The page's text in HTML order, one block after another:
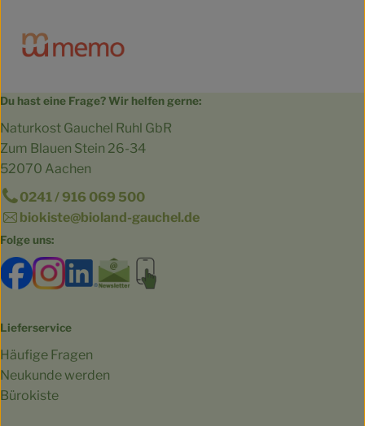
Du hast eine Frage? Wir helfen gerne:
Naturkost Gauchel Ruhl GbR
Zum Blauen Stein 26-34
52070 Aachen
0241 / 916 069 500
biokiste@bioland-gauchel.de
Folge uns:
Externer Link zu https://www.facebook.com/
Externer Link zu https://www.instagram.com/
Externer Link zu https://
Externer Link zu https://
Lieferservice
Häufige Fragen
Neukunde werden
Bürokiste